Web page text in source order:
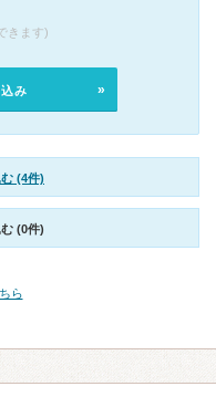
きます)
み
(4件)
(0件)
ら